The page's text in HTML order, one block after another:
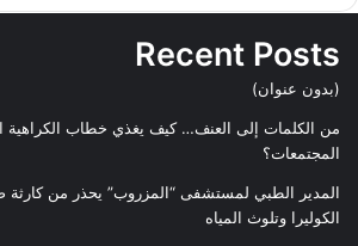
Recent Posts
(بدون عنوان)
من الكلمات إلى العنف… كيف يغذي خطاب الكراهية
المجتمعات؟
المدير الطبي لمستشفى “المزروب” يحذر من
الكوليرا وتلوث المياه